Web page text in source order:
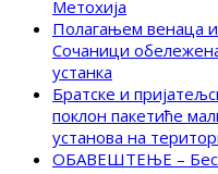
Метохија
Полагањем венаца
Сочаници
устанка
Братске и
поклон пакетиће
установа на
ОБАВЕШТЕЊЕ –